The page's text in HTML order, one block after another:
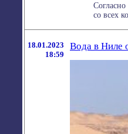
со всех
18.01.2023
18:59
Вода в Ниле